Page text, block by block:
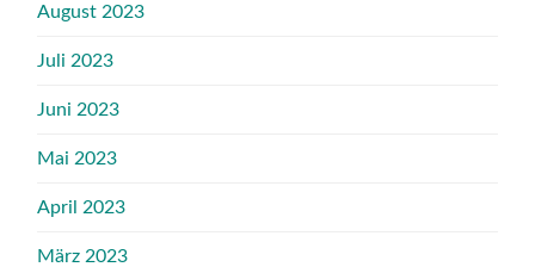
August 2023
Juli 2023
Juni 2023
Mai 2023
April 2023
März 2023